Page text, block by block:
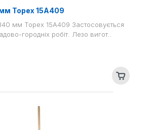
Topex 15A409
мм Topex 15A409 Застосовується
городніх робіт. Лезо вигот..